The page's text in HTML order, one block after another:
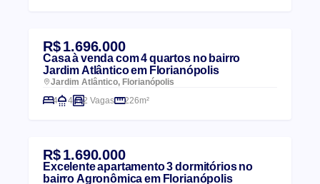
R$ 1.696.000
Casa à venda com 4 quartos no bairro
Jardim Atlântico em Florianópolis
Jardim Atlântico, Florianópolis
4
4 2 Vagas 226m²
R$ 1.690.000
Excelente apartamento 3 dormitórios no
bairro Agronômica em Florianópolis